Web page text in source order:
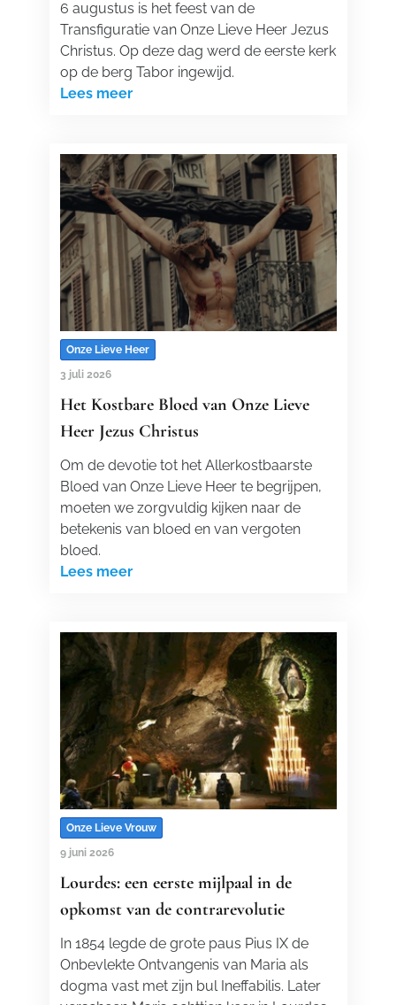
6 augustus is het feest van de
Transfiguratie van Onze Lieve Heer Jezus
Christus. Op deze dag werd de eerste kerk
op de berg Tabor ingewijd.
Lees meer
Onze Lieve Heer
3 juli 2026
Het Kostbare Bloed van Onze Lieve
Heer Jezus Christus
Om de devotie tot het Allerkostbaarste
Bloed van Onze Lieve Heer te begrijpen,
moeten we zorgvuldig kijken naar de
betekenis van bloed en van vergoten
bloed.
Lees meer
Onze Lieve Vrouw
9 juni 2026
Lourdes: een eerste mijlpaal in de
opkomst van de contrarevolutie
In 1854 legde de grote paus Pius IX de
Onbevlekte Ontvangenis van Maria als
dogma vast met zijn bul Ineffabilis. Later